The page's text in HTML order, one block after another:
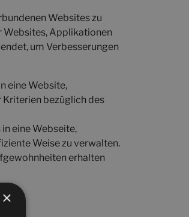
Websites zu
Websites, Applikationen
um Verbesserungen
eine Website,
bezüglich des
eine Webseite,
Weise zu verwalten.
erhalten
×